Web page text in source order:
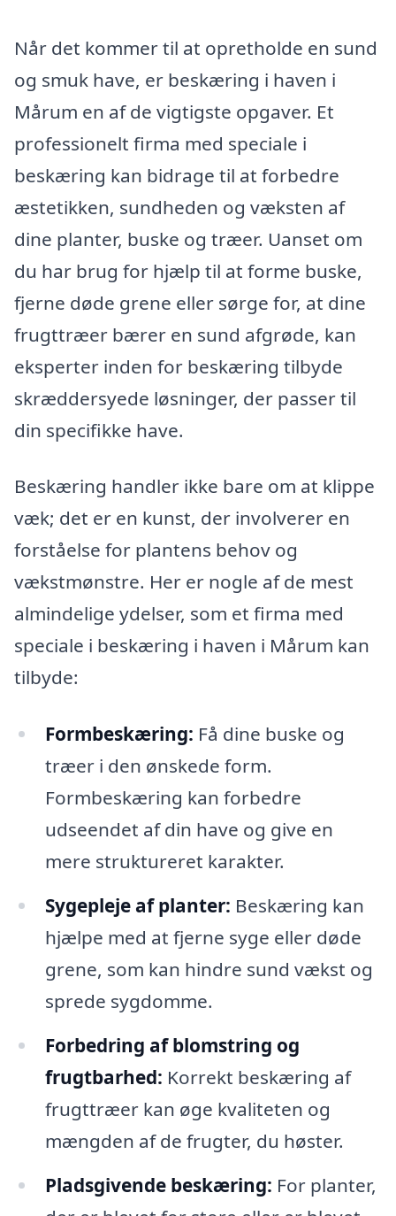
Når det kommer til at opretholde en sund
og smuk have, er beskæring i haven i
Mårum en af de vigtigste opgaver. Et
professionelt firma med speciale i
beskæring kan bidrage til at forbedre
æstetikken, sundheden og væksten af
dine planter, buske og træer. Uanset om
du har brug for hjælp til at forme buske,
fjerne døde grene eller sørge for, at dine
frugttræer bærer en sund afgrøde, kan
eksperter inden for beskæring tilbyde
skræddersyede løsninger, der passer til
din specifikke have.
Beskæring handler ikke bare om at klippe
væk; det er en kunst, der involverer en
forståelse for plantens behov og
vækstmønstre. Her er nogle af de mest
almindelige ydelser, som et firma med
speciale i beskæring i haven i Mårum kan
tilbyde:
Formbeskæring: Få dine buske og
træer i den ønskede form.
Formbeskæring kan forbedre
udseendet af din have og give en
mere struktureret karakter.
Sygepleje af planter: Beskæring kan
hjælpe med at fjerne syge eller døde
grene, som kan hindre sund vækst og
sprede sygdomme.
Forbedring af blomstring og
frugtbarhed: Korrekt beskæring af
frugttræer kan øge kvaliteten og
mængden af de frugter, du høster.
Pladsgivende beskæring: For planter,